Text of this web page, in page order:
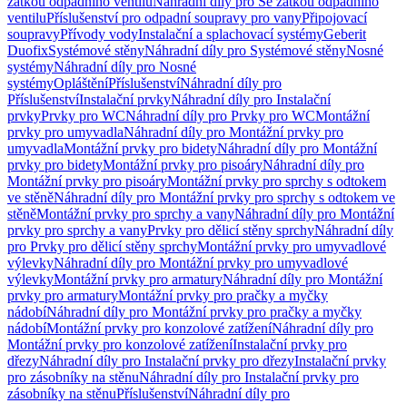
ventiluPříslušenství pro odpadní soupravy pro vanyPřipojovací
soupravyPřívody vodyInstalační a splachovací systémyGeberit
DuofixSystémové stěnyNáhradní díly pro Systémové stěnyNosné
systémyNáhradní díly pro Nosné
systémyOpláštěníPříslušenstvíNáhradní díly pro
PříslušenstvíInstalační prvkyNáhradní díly pro Instalační
prvkyPrvky pro WCNáhradní díly pro Prvky pro WCMontážní
prvky pro umyvadlaNáhradní díly pro Montážní prvky pro
umyvadlaMontážní prvky pro bidetyNáhradní díly pro Montážní
prvky pro bidetyMontážní prvky pro pisoáryNáhradní díly pro
Montážní prvky pro pisoáryMontážní prvky pro sprchy s odtokem
ve stěněNáhradní díly pro Montážní prvky pro sprchy s odtokem ve
stěněMontážní prvky pro sprchy a vanyNáhradní díly pro Montážní
prvky pro sprchy a vanyPrvky pro dělicí stěny sprchyNáhradní díly
pro Prvky pro dělicí stěny sprchyMontážní prvky pro umyvadlové
výlevkyNáhradní díly pro Montážní prvky pro umyvadlové
výlevkyMontážní prvky pro armaturyNáhradní díly pro Montážní
prvky pro armaturyMontážní prvky pro pračky a myčky
nádobíNáhradní díly pro Montážní prvky pro pračky a myčky
nádobíMontážní prvky pro konzolové zatíženíNáhradní díly pro
Montážní prvky pro konzolové zatíženíInstalační prvky pro
dřezyNáhradní díly pro Instalační prvky pro dřezyInstalační prvky
pro zásobníky na stěnuNáhradní díly pro Instalační prvky pro
zásobníky na stěnuPříslušenstvíNáhradní díly pro